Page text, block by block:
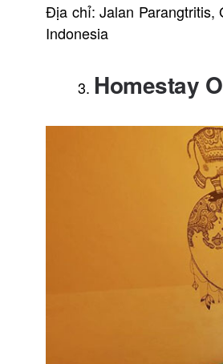
Địa chỉ: Jalan Parangtritis,
Indonesia
Homestay